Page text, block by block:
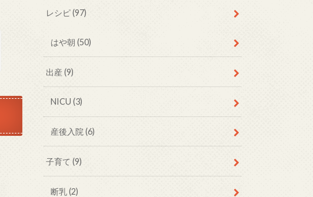
レシピ(97)
はや朝 (50)
出産(9)
NICU (3)
産後入院 (6)
子育て(9)
断乳(2)